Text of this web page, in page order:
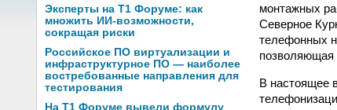
Эксперты на Т1 Форуме: как
множить ИИ-возможности,
сокращая риски
Российское ПО виртуализации и
инфраструктурное ПО — наиболее
востребованные направления для
тестирования
На Т1 Форуме вывели формулу
монтажных
Северное
телефонных
позволяющая
В настоящее